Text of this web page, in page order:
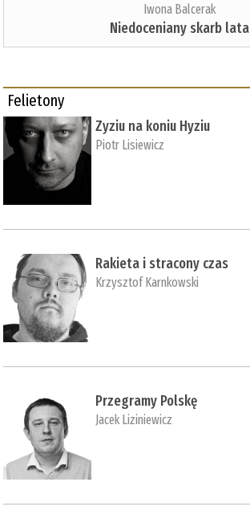
Iwona Balcerak
Niedoceniany skarb lata
Felietony
Zyziu na koniu Hyziu
Piotr Lisiewicz
Rakieta i stracony czas
Krzysztof Karnkowski
Przegramy Polskę
Jacek Liziniewicz